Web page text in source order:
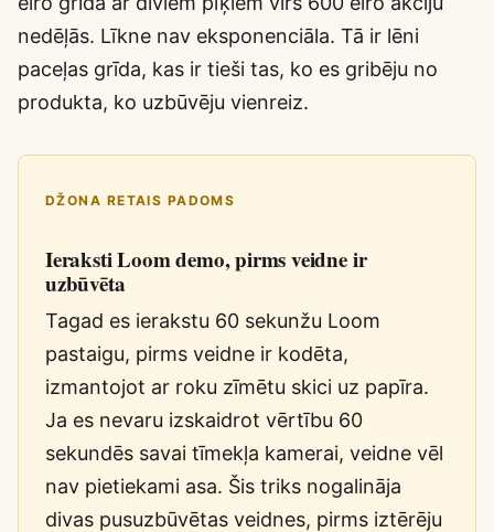
nedēļās. Līkne nav eksponenciāla. Tā ir lēni
paceļas grīda, kas ir tieši tas, ko es gribēju no
produkta, ko uzbūvēju vienreiz.
DŽONA RETAIS PADOMS
Ieraksti Loom demo, pirms veidne ir
uzbūvēta
Tagad es ierakstu 60 sekunžu Loom
pastaigu, pirms veidne ir kodēta,
izmantojot ar roku zīmētu skici uz papīra.
Ja es nevaru izskaidrot vērtību 60
sekundēs savai tīmekļa kamerai, veidne vēl
nav pietiekami asa. Šis triks nogalināja
divas pusuzbūvētas veidnes, pirms iztērēju